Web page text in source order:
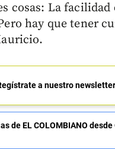
cosas: La facilidad
hay que tener
a nuestro newsletter
de EL COLOMBIANO